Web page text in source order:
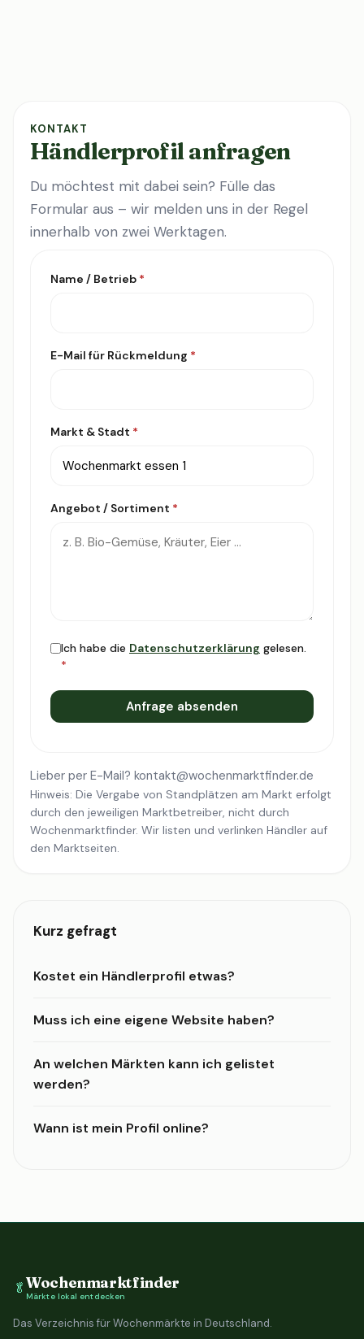
KONTAKT
Händlerprofil anfragen
Du möchtest mit dabei sein? Fülle das
Formular aus – wir melden uns in der Regel
innerhalb von zwei Werktagen.
Name / Betrieb *
E-Mail für Rückmeldung *
Markt & Stadt *
Angebot / Sortiment *
Ich habe die Datenschutzerklärung gelesen.
*
Anfrage absenden
Lieber per E-Mail? kontakt@wochenmarktfinder.de
Hinweis: Die Vergabe von Standplätzen am Markt erfolgt
durch den jeweiligen Marktbetreiber, nicht durch
Wochenmarktfinder. Wir listen und verlinken Händler auf
den Marktseiten.
Kurz gefragt
Kostet ein Händlerprofil etwas?
Muss ich eine eigene Website haben?
An welchen Märkten kann ich gelistet
werden?
Wann ist mein Profil online?
🥬Wochenmarktfinder
Märkte lokal entdecken
Das Verzeichnis für Wochenmärkte in Deutschland.